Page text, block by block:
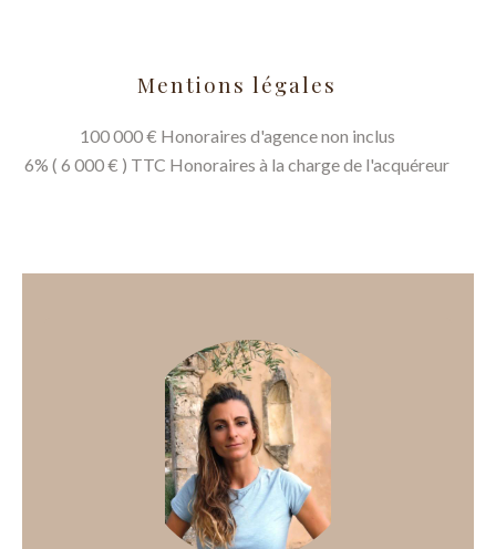
Mentions légales
100 000 € Honoraires d'agence non inclus
6% ( 6 000 € ) TTC Honoraires à la charge de l'acquéreur